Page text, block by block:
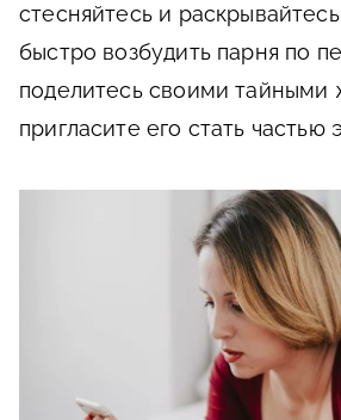
стесняйтесь и
быстро возбудить парня по
поделитесь своими тайными
пригласите его стать частью